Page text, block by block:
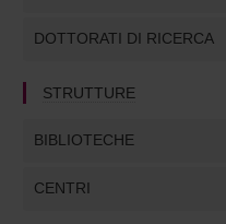
DOTTORATI DI RICERCA
STRUTTURE
BIBLIOTECHE
CENTRI